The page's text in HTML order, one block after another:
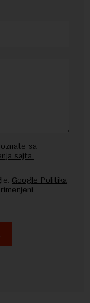
sa
sajta.
Google Politika